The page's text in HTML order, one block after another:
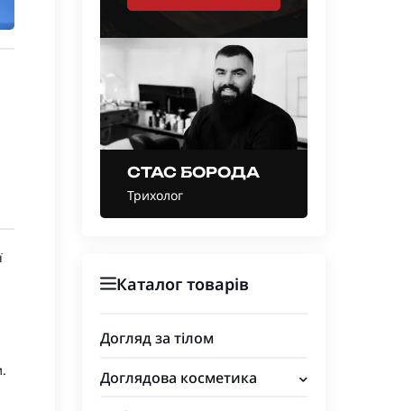
СТАС БОРОДА
Трихолог
Каталог товарів
Догляд за тілом
Доглядова косметика